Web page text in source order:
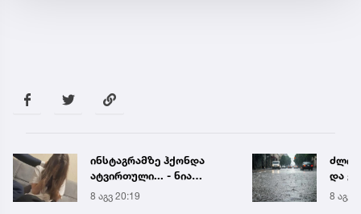
ინსტაგრამზე ჰქონდა
ატვირთული... - ნია
იმნაძის რომელ ფოტოზე
საუბრობს გიგა
8 აგვ 20:19
და
8 აგვ